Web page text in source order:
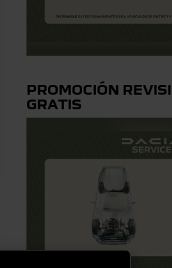
PROMOCIÓN
GRATIS